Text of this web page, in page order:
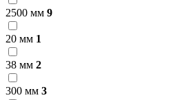
2500 мм 9
20 мм 1
38 мм 2
300 мм 3